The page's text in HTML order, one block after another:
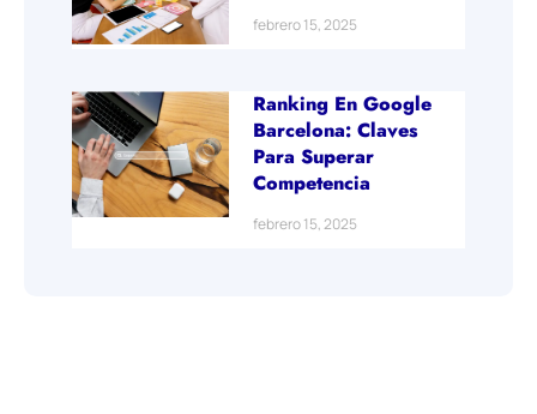
febrero 15, 2025
Ranking En Google
Barcelona: Claves
Para Superar
Competencia
febrero 15, 2025